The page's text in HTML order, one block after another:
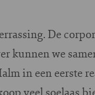
De
kunnen we
in een eerste